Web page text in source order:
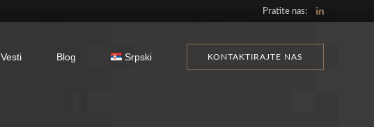
Pratite nas:
KONTAKTIRAJTE NAS
Vesti Blog Srpski